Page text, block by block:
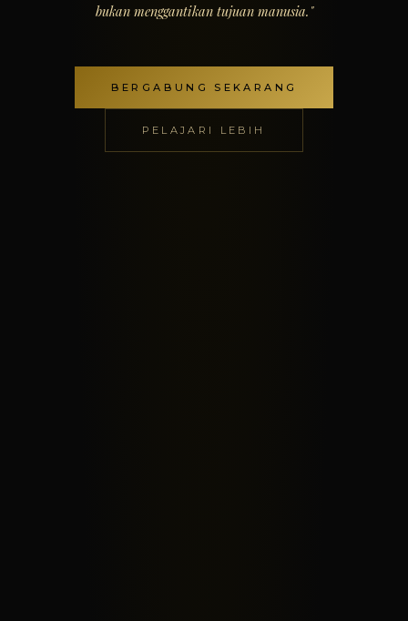
bukan menggantikan tujuan manusia."
BERGABUNG SEKARANG
PELAJARI LEBIH